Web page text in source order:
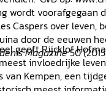
wordt voorafgegaan
Caspers over leven,
door de eeuwen
Magazine50
geeft Rijcklof
invloedrijke
van Kempen, een